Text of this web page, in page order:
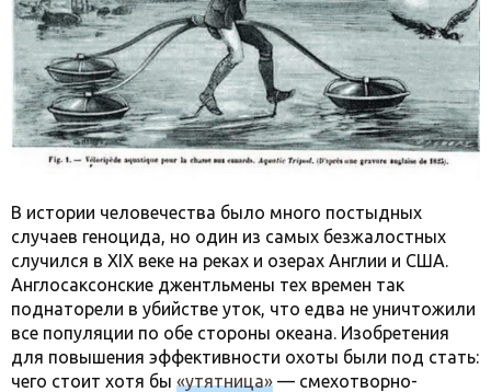
В истории человечества было много постыдных
случаев геноцида, но один из самых безжалостных
случился в XIX веке на реках и озерах Англии и США.
Англосаксонские джентльмены тех времен так
поднаторели в убийстве уток, что едва не уничтожили
все популяции по обе стороны океана. Изобретения
для повышения эффективности охоты были под стать:
чего стоит хотя бы «утятница» — смехотворно-